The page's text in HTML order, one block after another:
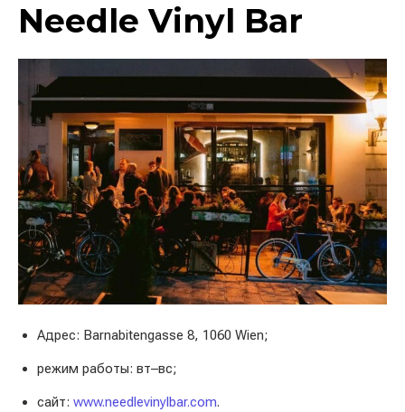
Needle Vinyl Bar
Адрес: Barnabitengasse 8, 1060 Wien;
режим работы: вт–вс;
сайт: www.needlevinylbar.com.